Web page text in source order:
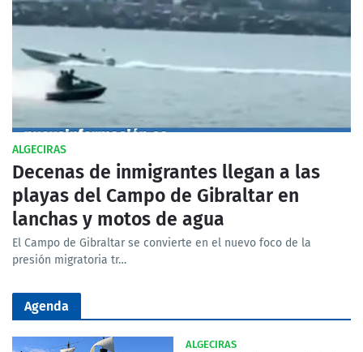
ALGECIRAS
Decenas de inmigrantes llegan a las
playas del Campo de Gibraltar en
lanchas y motos de agua
El Campo de Gibraltar se convierte en el nuevo foco de la
presión migratoria tr…
Agenda
ALGECIRAS